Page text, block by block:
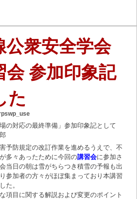
公衆安全学会
会 参加印象記
た
の対応の最終準備」参加印象記として
予防規定の改訂作業を進めるうえで、不
多々あったために今回の講習会に参加さ
当日の朝は雪がちらつき積雪の予報も出
参加者の方々がほぼ集まっており本講習
た。
項目に関する解説および変更のポイント